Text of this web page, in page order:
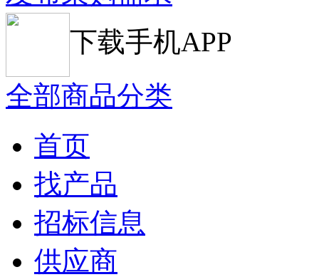
下载手机APP
全部商品分类
首页
找产品
招标信息
供应商